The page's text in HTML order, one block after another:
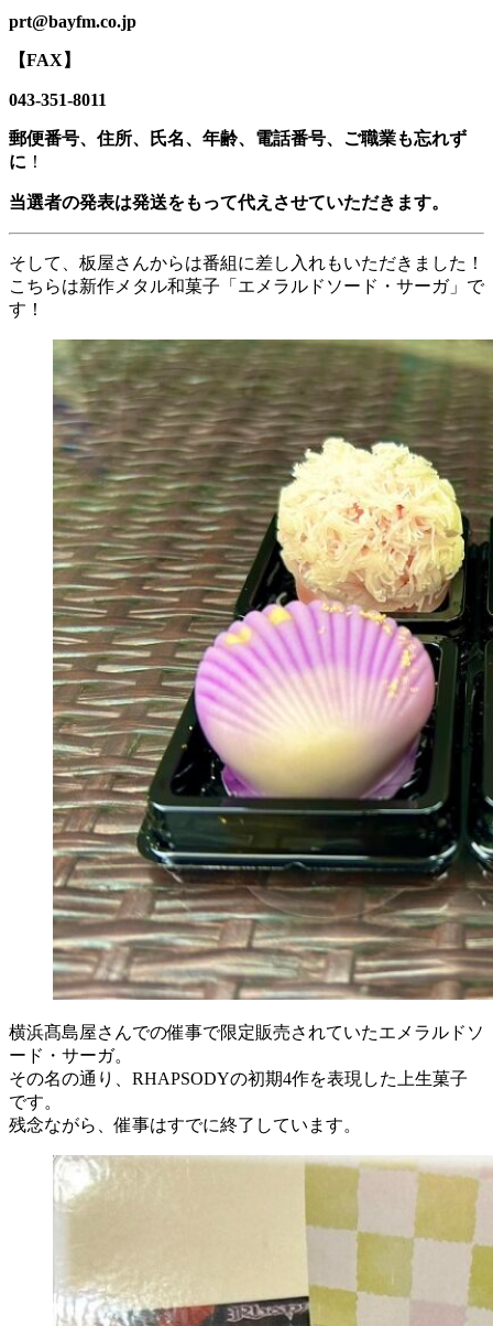
prt@bayfm.co.jp
【FAX】
043-351-8011
郵便番号、住所、氏名、年齢、電話番号、ご職業も忘れず
に ！
当選者の発表は発送をもって代えさせていただきます。
そして、板屋さんからは番組に差し入れもいただきました！
こちらは新作メタル和菓子「エメラルドソード・サーガ」で
す！
横浜髙島屋さんでの催事で限定販売されていたエメラルドソ
ード・サーガ。
その名の通り、RHAPSODYの初期4作を表現した上生菓子
です。
残念ながら、催事はすでに終了しています。